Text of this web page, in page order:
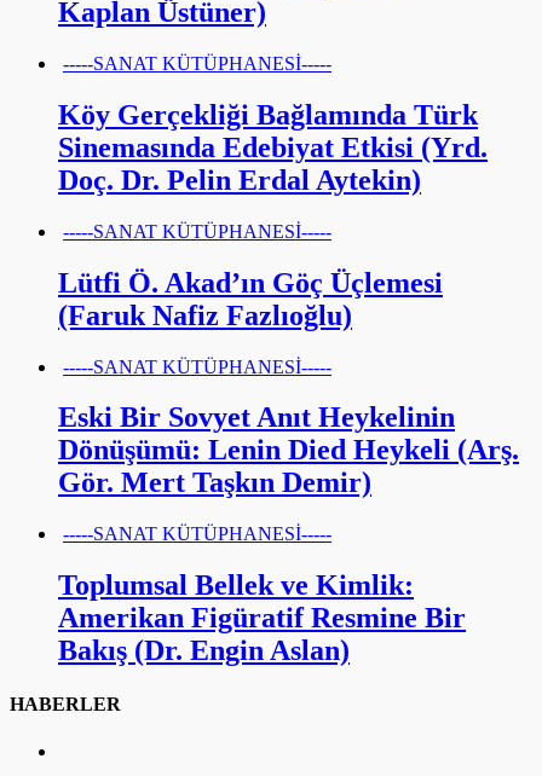
Kaplan Üstüner)
-----SANAT KÜTÜPHANESİ-----
Köy Gerçekliği Bağlamında Türk
Sinemasında Edebiyat Etkisi (Yrd.
Doç. Dr. Pelin Erdal Aytekin)
-----SANAT KÜTÜPHANESİ-----
Lütfi Ö. Akad’ın Göç Üçlemesi
(Faruk Nafiz Fazlıoğlu)
-----SANAT KÜTÜPHANESİ-----
Eski Bir Sovyet Anıt Heykelinin
Dönüşümü: Lenin Died Heykeli (Arş.
Gör. Mert Taşkın Demir)
-----SANAT KÜTÜPHANESİ-----
Toplumsal Bellek ve Kimlik:
Amerikan Figüratif Resmine Bir
Bakış (Dr. Engin Aslan)
HABERLER